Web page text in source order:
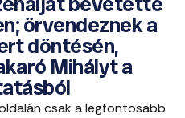
örvendeznek a
döntésén,
Mihályt a
csak a legfontosabb